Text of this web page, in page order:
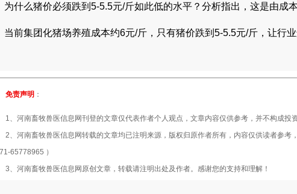
为什么猪价必须跌到5-5.5元/斤如此低的水平？分析指出，这是由成本
当前集团化猪场养殖成本约6元/斤，只有猪价跌到5-5.5元/斤，让行业
免责声明 ：
河南畜牧兽医信息网刊登的文章仅代表作者个人观点，文章内容仅供参考，并不构成投资
河南畜牧兽医信息网转载的文章均已注明来源，版权归原作者所有，内容仅供读者参考，
65778965 ）
河南畜牧兽医信息网原创文章，转载请注明出处及作者。感谢您的支持和理解！